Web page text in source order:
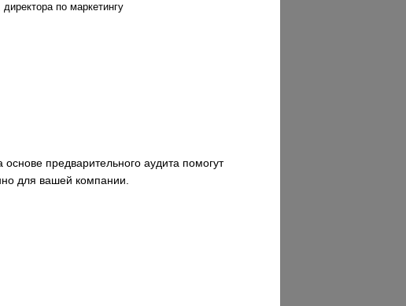
по маркетингу
предварительного аудита помогут
для вашей компании.